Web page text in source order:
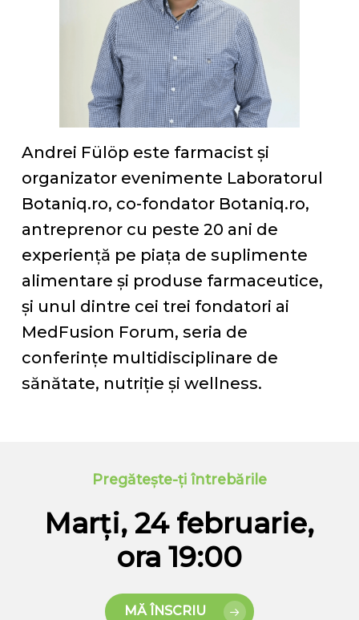
Andrei Fülöp este farmacist și
organizator evenimente Laboratorul
Botaniq.ro, co-fondator Botaniq.ro,
antreprenor cu peste 20 ani de
experiență pe piața de suplimente
alimentare și produse farmaceutice,
și unul dintre cei trei fondatori ai
MedFusion Forum, seria de
conferințe multidisciplinare de
sănătate, nutriție și wellness.
Pregătește-ți întrebările
Marți, 24 februarie,
ora 19:00
MĂ ÎNSCRIU